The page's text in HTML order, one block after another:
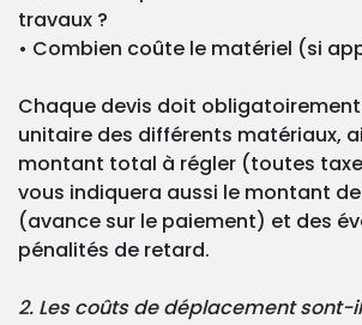
travaux ?
• Combien coûte le matériel (si
Chaque devis doit
unitaire des différents matériaux,
montant total à régler (toutes
vous indiquera aussi le montant
(avance sur le paiement) et des
pénalités de retard.
2. Les coûts de déplacement sont-